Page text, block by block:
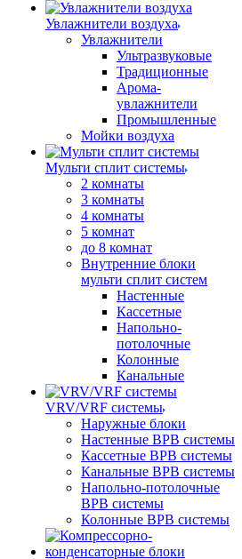
Увлажнители воздуха
Увлажнители
Ультразвуковые
Традиционные
Арома-
увлажнители
Промышленные
Мойки воздуха
Мульти сплит системы
2 комнаты
3 комнаты
4 комнаты
5 комнат
до 8 комнат
Внутренние блоки
мульти сплит систем
Настенные
Кассетные
Напольно-
потолочные
Колонные
Канальные
VRV/VRF системы
Наружные блоки
Настенные ВРВ системы
Кассетные ВРВ системы
Канальные ВРВ системы
Напольно-потолочные
ВРВ системы
Колонные ВРВ системы